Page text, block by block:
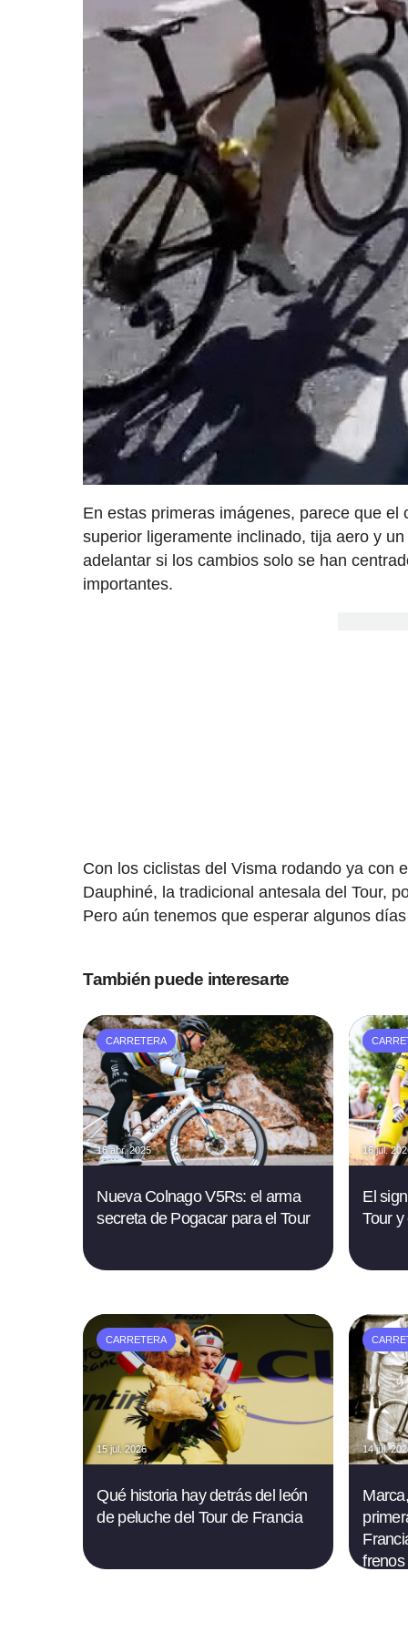
En estas primeras imágenes, parece que
superior ligeramente inclinado, tija aero y
adelantar si los cambios solo se han
importantes.
Con los ciclistas del Visma rodando ya con
Dauphiné, la tradicional antesala del Tour,
Pero aún tenemos que esperar algunos
También puede interesarte
CARRETERA
16 abr. 2025
Nueva Colnago V5Rs: el arma
secreta de Pogacar para el Tour
16 jul.
El
Tour
CARRETERA
15 jul. 2026
Qué historia hay detrás del león
de peluche del Tour de Francia
14 jul.